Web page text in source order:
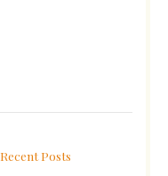
Recent Posts